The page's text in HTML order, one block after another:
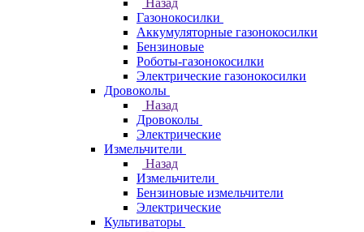
Назад
Газонокосилки
Аккумуляторные газонокосилки
Бензиновые
Роботы-газонокосилки
Электрические газонокосилки
Дровоколы
Назад
Дровоколы
Электрические
Измельчители
Назад
Измельчители
Бензиновые измельчители
Электрические
Культиваторы